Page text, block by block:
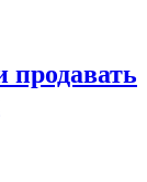
продавать